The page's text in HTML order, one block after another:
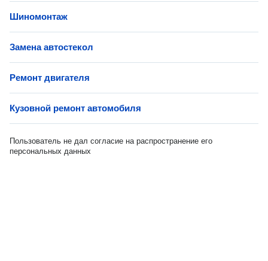
Шиномонтаж
Замена автостекол
Ремонт двигателя
Кузовной ремонт автомобиля
Пользователь не дал согласие на распространение его
персональных данных